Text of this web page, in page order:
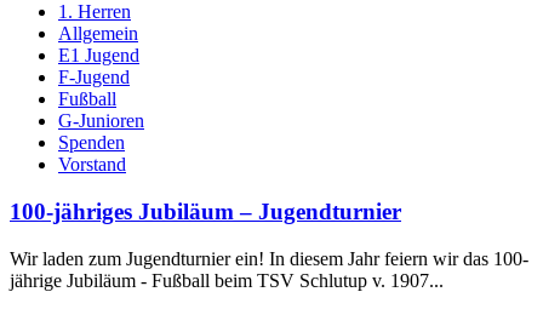
1. Herren
Allgemein
E1 Jugend
F-Jugend
Fußball
G-Junioren
Spenden
Vorstand
100-jähriges Jubiläum – Jugendturnier
Wir laden zum Jugendturnier ein! In diesem Jahr feiern wir das 100-
jährige Jubiläum - Fußball beim TSV Schlutup v. 1907...